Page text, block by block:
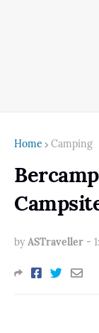
Home Camping
by ASTraveller -